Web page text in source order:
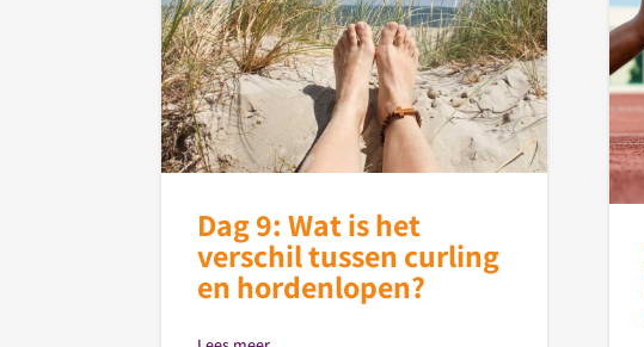
Dag 9: Wat is het
verschil tussen curling
en hordenlopen?